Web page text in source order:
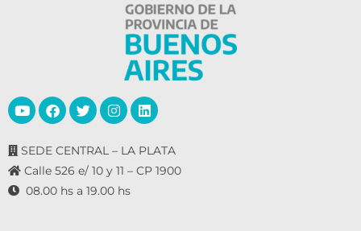
SEDE CENTRAL – LA PLATA
Calle 526 e/ 10 y 11 – CP 1900
08.00 hs a 19.00 hs